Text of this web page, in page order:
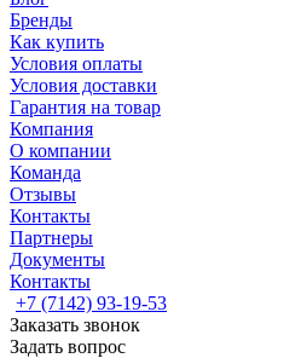
Бренды
Как купить
Условия оплаты
Условия доставки
Гарантия на товар
Компания
О компании
Команда
Отзывы
Контакты
Партнеры
Документы
Контакты
+7 (7142) 93-19-53
Заказать звонок
Задать вопрос